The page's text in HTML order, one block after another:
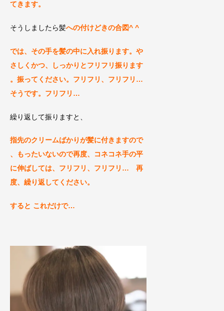
てきます。
そうしましたら髪への付けどきの合図^ ^
では、その手を髪の中に入れ振ります。や
さしくかつ、しっかりとフリフリ振ります
。振ってください。フリフリ、フリフリ…
そうです。フリフリ…
繰り返して振りますと、
指先のクリームばかりが髪に付きますので
、もったいないので再度、コネコネ手の平
に伸ばしては、フ リフリ、フリフリ… 再
度、繰り返してください。
すると これだけで…